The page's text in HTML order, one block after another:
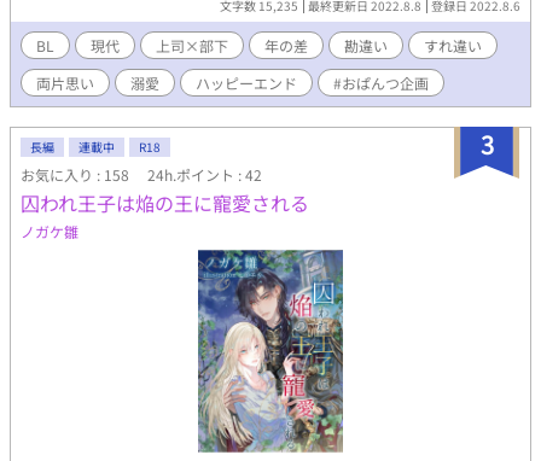
びた革製の抑制カラーを巻いている。雨上がりの夜にひっそりと
咲く白百合のような、ひどく冷ややかで甘いフェロモンを放つ。
浅倉 馨（あさくら かおる）／ 51歳・Ω（オメガ） 哲弘の母。下
町の中華料理屋『大龍』でアルバイトする、猛々しくも気高きオ
メガ。哲弘が世界で一番愛し、尊敬している存在。大人二人から
の高級な貢ぎ物を一蹴しては正座させるのが日常。 御堂 公介（み
どう こうすけ）／ 47歳・α（アルファ） 敏腕弁護士。馨のことが
好きすぎて、現在は哲弘の会社の筆頭株主として「リーガル投
資」を行っている。哲弘にとっては中学生の頃からの格好の資金
源。 鮫島 烈（さめじま れつ）／ 38歳・α（アルファ） 現役警察
官。バキバキの胸筋を持つ体力バカ。御堂と同じく馨にベタ惚れ
で、哲弘の会社の株主。何かと理由をつけては『大龍』の警護
（不審なパトロール）をしようとする。 天国の父ちゃん 馨の最愛
の旦那であり、哲弘の父親。いつも賑やかな家族を見守ってい
思いのすれ違い勘違いじれじれラブおぱんつストーリー。 ❀主催
深山恐竜様と五四餡の共同企画「#おぱんつ企画」参加作品です。
❀全四話編成です。 ❀初BLのR指定のお話です。お手柔らかに。
❀他サイトでも掲載中
文字数 15,235 最終更新日 2022.8.8 登録日 2022.8.6
BL 現代 上司×部下 年の差 勘違い
すれ違い
両片思い
溺愛 ハッピーエンド #おぱんつ企画
3
長編 連載中 R18
お気に入り : 158 24h.ポイント : 42
囚われ王子は焔の王に寵愛される
ノガケ雛